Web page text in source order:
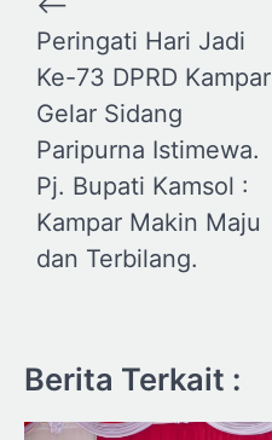
pos
Peringati Hari Jadi
Ke-73 DPRD Kampar
Gelar Sidang
Paripurna Istimewa.
Pj. Bupati Kamsol :
Kampar Makin Maju
dan Terbilang.
Berita Terkait :